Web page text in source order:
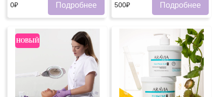
0₽ Подробнее 500₽ Подробнее
НОВЫЙ